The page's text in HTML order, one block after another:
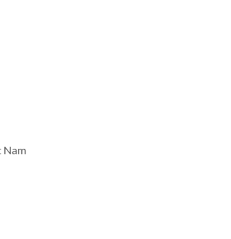
Nam